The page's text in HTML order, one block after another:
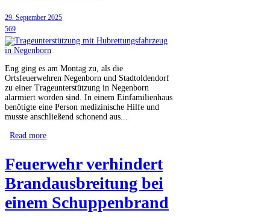
29. September 2025
569
Eng ging es am Montag zu, als die
Ortsfeuerwehren Negenborn und Stadtoldendorf
zu einer Trageunterstützung in Negenborn
alarmiert worden sind. In einem Einfamilienhaus
benötigte eine Person medizinische Hilfe und
musste anschließend schonend aus...
Read more
Feuerwehr verhindert
Brandausbreitung bei
einem Schuppenbrand